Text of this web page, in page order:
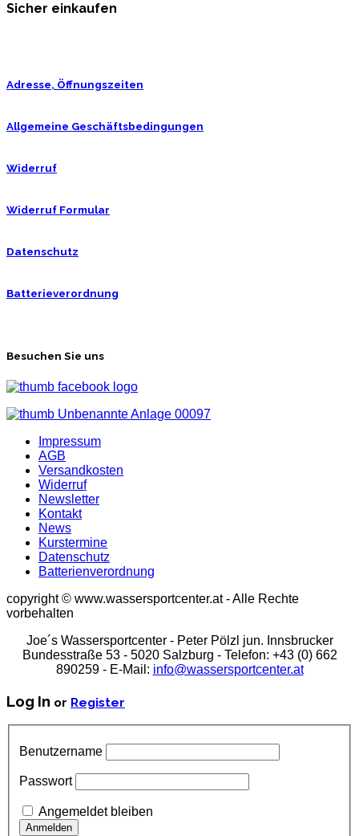
Sicher einkaufen
Adresse, Öffnungszeiten
Allgemeine Geschäftsbedingungen
Widerruf
Widerruf Formular
Datenschutz
Batterieverordnung
Besuchen Sie uns
Impressum
AGB
Versandkosten
Widerruf
Newsletter
Kontakt
News
Kurstermine
Datenschutz
Batterienverordnung
copyright © www.wassersportcenter.at - Alle Rechte
vorbehalten
Joe´s Wassersportcenter - Peter Pölzl jun. Innsbrucker
Bundesstraße 53 - 5020 Salzburg - Telefon: +43 (0) 662
890259 - E-Mail: info@wassersportcenter.at
Log In or Register
Benutzername
Passwort
Angemeldet bleiben